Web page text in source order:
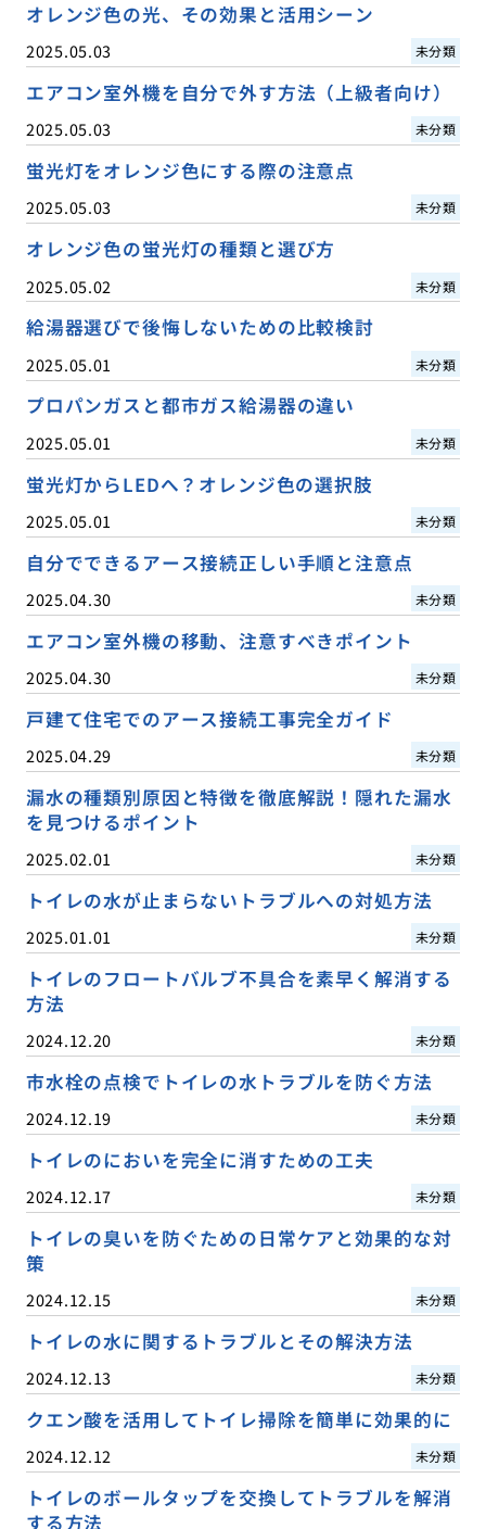
オレンジ色の光、その効果と活用シーン
2025.05.03 未分類
エアコン室外機を自分で外す方法（上級者向け）
2025.05.03 未分類
蛍光灯をオレンジ色にする際の注意点
2025.05.03 未分類
オレンジ色の蛍光灯の種類と選び方
2025.05.02 未分類
給湯器選びで後悔しないための比較検討
2025.05.01 未分類
プロパンガスと都市ガス給湯器の違い
2025.05.01 未分類
蛍光灯からLEDへ？オレンジ色の選択肢
2025.05.01 未分類
自分でできるアース接続正しい手順と注意点
2025.04.30 未分類
エアコン室外機の移動、注意すべきポイント
2025.04.30 未分類
戸建て住宅でのアース接続工事完全ガイド
2025.04.29 未分類
漏水の種類別原因と特徴を徹底解説！隠れた漏水
を見つけるポイント
2025.02.01 未分類
トイレの水が止まらないトラブルへの対処方法
2025.01.01 未分類
トイレのフロートバルブ不具合を素早く解消する
方法
2024.12.20 未分類
市水栓の点検でトイレの水トラブルを防ぐ方法
2024.12.19 未分類
トイレのにおいを完全に消すための工夫
2024.12.17 未分類
トイレの臭いを防ぐための日常ケアと効果的な対
策
2024.12.15 未分類
トイレの水に関するトラブルとその解決方法
2024.12.13 未分類
クエン酸を活用してトイレ掃除を簡単に効果的に
2024.12.12 未分類
トイレのボールタップを交換してトラブルを解消
する方法